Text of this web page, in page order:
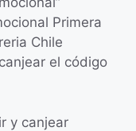
Primera
Chile
el código
y canjear